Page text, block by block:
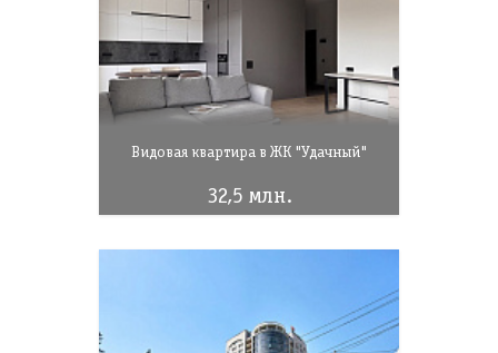
Видовая квартира в ЖК "Удачный"
32,5 млн.